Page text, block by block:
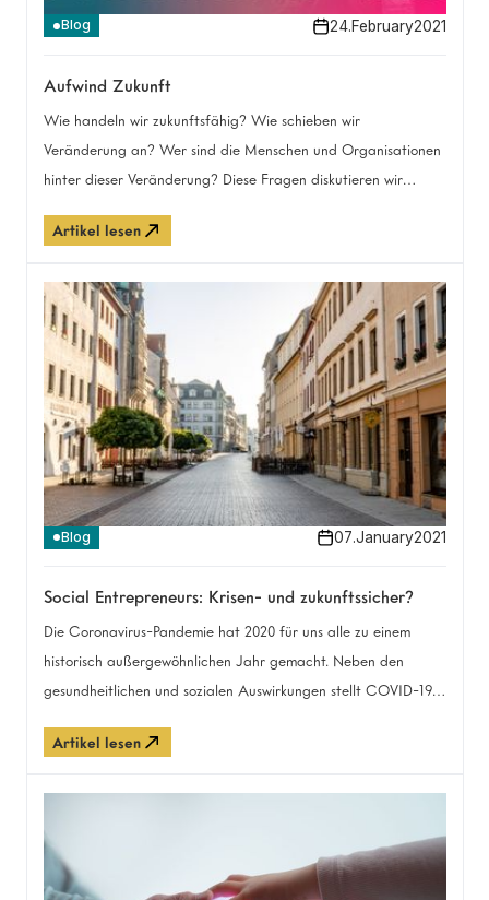
Blog 24.February2021
Aufwind Zukunft
Wie handeln wir zukunftsfähig? Wie schieben wir
Veränderung an? Wer sind die Menschen und Organisationen
hinter dieser Veränderung? Diese Fragen diskutieren wir
Teilnehmer:innen, mit externen Akteur:innen und Partner:innen.
Zukunftsfragen teilhaben lassen: Im Anthropia-Podcast
Aufwind Zukunft.
Artikel lesen
Blog 07.January2021
Social Entrepreneurs: Krisen- und zukunftssicher?
Die Coronavirus-Pandemie hat 2020 für uns alle zu einem
historisch außergewöhnlichen Jahr gemacht. Neben den
gesundheitlichen und sozialen Auswirkungen stellt COVID-19
Unternehmen kämpfen vielerorts um ihre Existenz. Wir haben
Artikel lesen